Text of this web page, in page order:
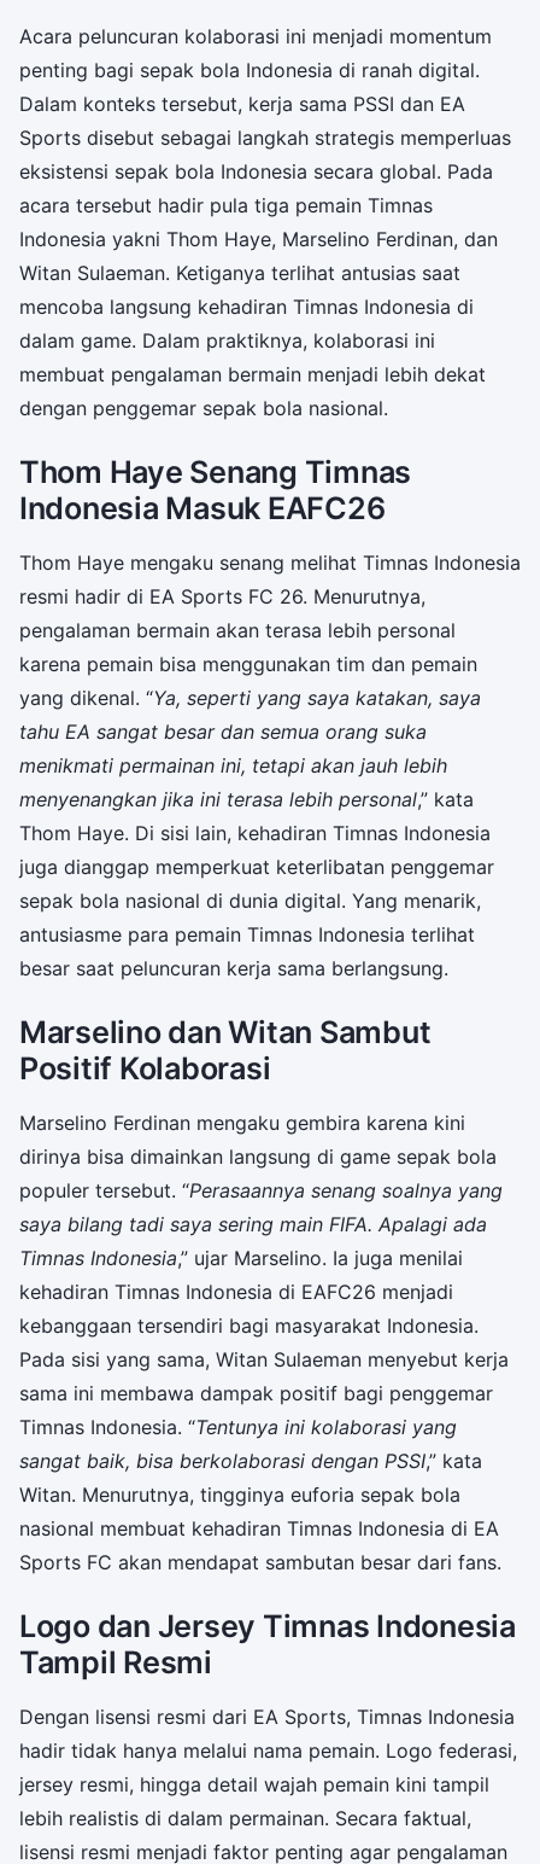
Acara peluncuran kolaborasi ini menjadi momentum
penting bagi sepak bola Indonesia di ranah digital.
Dalam konteks tersebut, kerja sama PSSI dan EA
Sports disebut sebagai langkah strategis memperluas
eksistensi sepak bola Indonesia secara global. Pada
acara tersebut hadir pula tiga pemain Timnas
Indonesia yakni Thom Haye, Marselino Ferdinan, dan
Witan Sulaeman. Ketiganya terlihat antusias saat
mencoba langsung kehadiran Timnas Indonesia di
dalam game. Dalam praktiknya, kolaborasi ini
membuat pengalaman bermain menjadi lebih dekat
dengan penggemar sepak bola nasional.
Thom Haye Senang Timnas
Indonesia Masuk EAFC26
Thom Haye mengaku senang melihat Timnas Indonesia
resmi hadir di EA Sports FC 26. Menurutnya,
pengalaman bermain akan terasa lebih personal
karena pemain bisa menggunakan tim dan pemain
yang dikenal. “Ya, seperti yang saya katakan, saya
tahu EA sangat besar dan semua orang suka
menikmati permainan ini, tetapi akan jauh lebih
menyenangkan jika ini terasa lebih personal,” kata
Thom Haye. Di sisi lain, kehadiran Timnas Indonesia
juga dianggap memperkuat keterlibatan penggemar
sepak bola nasional di dunia digital. Yang menarik,
antusiasme para pemain Timnas Indonesia terlihat
besar saat peluncuran kerja sama berlangsung.
Marselino dan Witan Sambut
Positif Kolaborasi
Marselino Ferdinan mengaku gembira karena kini
dirinya bisa dimainkan langsung di game sepak bola
populer tersebut. “Perasaannya senang soalnya yang
saya bilang tadi saya sering main FIFA. Apalagi ada
Timnas Indonesia,” ujar Marselino. Ia juga menilai
kehadiran Timnas Indonesia di EAFC26 menjadi
kebanggaan tersendiri bagi masyarakat Indonesia.
Pada sisi yang sama, Witan Sulaeman menyebut kerja
sama ini membawa dampak positif bagi penggemar
Timnas Indonesia. “Tentunya ini kolaborasi yang
sangat baik, bisa berkolaborasi dengan PSSI,” kata
Witan. Menurutnya, tingginya euforia sepak bola
nasional membuat kehadiran Timnas Indonesia di EA
Sports FC akan mendapat sambutan besar dari fans.
Logo dan Jersey Timnas Indonesia
Tampil Resmi
Dengan lisensi resmi dari EA Sports, Timnas Indonesia
hadir tidak hanya melalui nama pemain. Logo federasi,
jersey resmi, hingga detail wajah pemain kini tampil
lebih realistis di dalam permainan. Secara faktual,
lisensi resmi menjadi faktor penting agar pengalaman